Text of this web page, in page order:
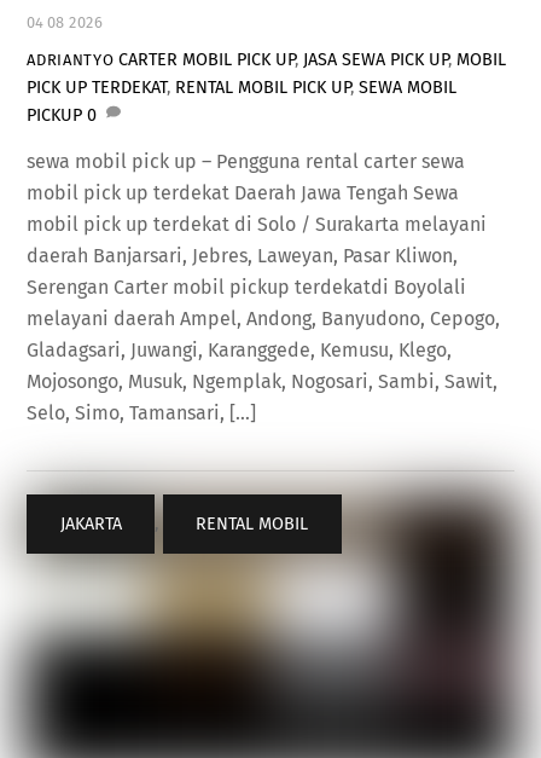
04 08 2026
ADRIANTYO CARTER MOBIL PICK UP, JASA SEWA PICK UP, MOBIL
PICK UP TERDEKAT, RENTAL MOBIL PICK UP,SEWA MOBIL
PICKUP 0
sewa mobil pick up – Pengguna rental carter sewa
mobil pick up terdekat Daerah Jawa Tengah Sewa
mobil pick up terdekat di Solo / Surakarta melayani
daerah Banjarsari, Jebres, Laweyan, Pasar Kliwon,
Serengan Carter mobil pickup terdekatdi Boyolali
melayani daerah Ampel, Andong, Banyudono, Cepogo,
Gladagsari, Juwangi, Karanggede, Kemusu, Klego,
Mojosongo, Musuk, Ngemplak, Nogosari, Sambi, Sawit,
Selo, Simo, Tamansari, […]
JAKARTA , RENTAL MOBIL